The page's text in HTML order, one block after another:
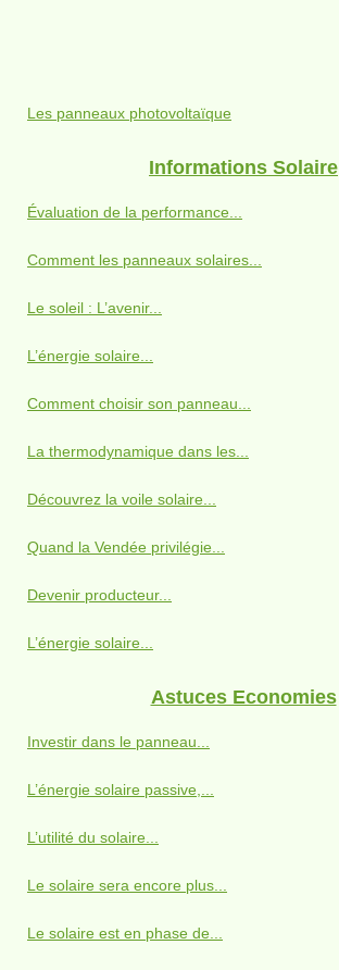
Les panneaux photovoltaïque
Informations Solaire
Évaluation de la performance...
Comment les panneaux solaires...
Le soleil : L’avenir...
L’énergie solaire...
Comment choisir son panneau...
La thermodynamique dans les...
Découvrez la voile solaire...
Quand la Vendée privilégie...
Devenir producteur...
L’énergie solaire...
Astuces Economies
Investir dans le panneau...
L’énergie solaire passive,...
L’utilité du solaire...
Le solaire sera encore plus...
Le solaire est en phase de...